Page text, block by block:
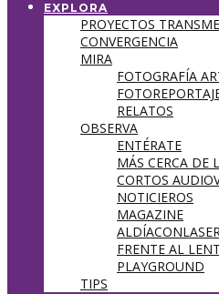
EXPLORA
PROYECTOS
CONVERGENCIA
MIRA
FOTOGRAFÍA
RELATOS
OBSERVA
ENTÉRATE
MÁS CERCA DE
CORTOS
NOTICIEROS
MAGAZINE
FRENTE AL
PLAYGROUND
TIPS